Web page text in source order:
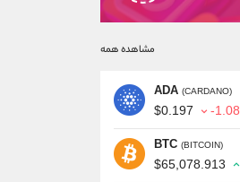
مشاهده همه
ADA (CARDANO)
$0.197 -1.08
BTC (BITCOIN)
$65,078.913